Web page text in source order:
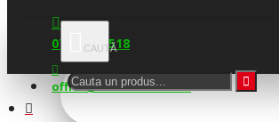
0745.677.518
office@fsm-romania.ro